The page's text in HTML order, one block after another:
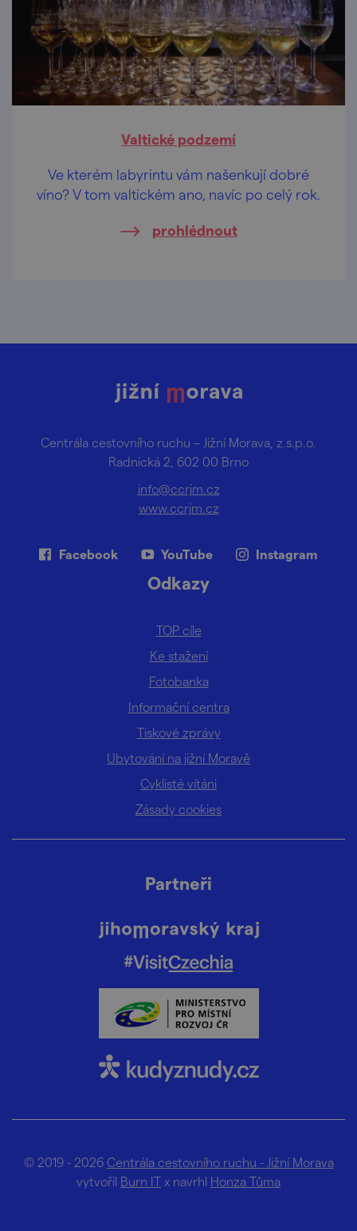
Valtické podzemí
Ve kterém labyrintu vám našenkují dobré
víno? V tom valtickém ano, navíc po celý rok.
prohlédnout
Centrála cestovního ruchu – Jižní Morava, z.s.p.o.
Radnická 2, 602 00 Brno
info@ccrjm.cz
www.ccrjm.cz
Facebook YouTube Instagram
Odkazy
TOP cíle
Ke stažení
Fotobanka
Informační centra
Tiskové zprávy
Ubytování na jižní Moravě
Cyklisté vítáni
Zásady cookies
Partneři
© 2019 - 2026 Centrála cestovního ruchu - Jižní Morava
vytvořil Burn IT x navrhl Honza Tůma